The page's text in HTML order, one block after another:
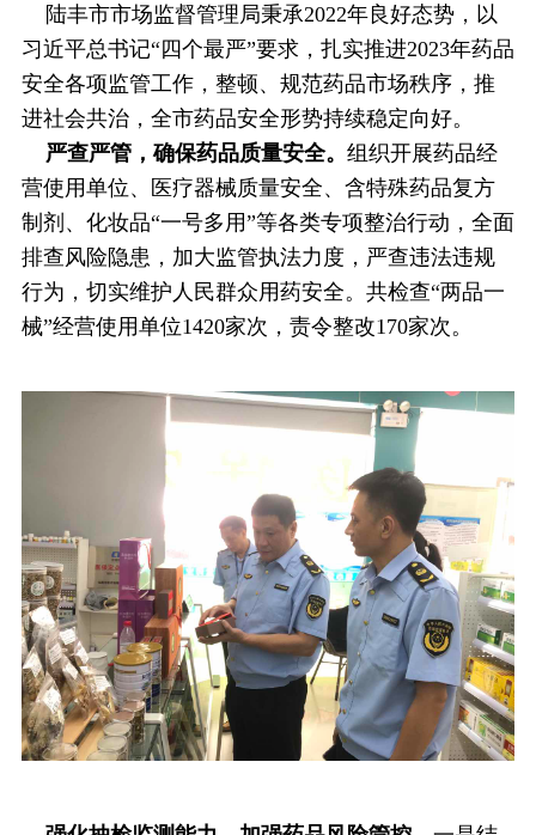
陆丰市市场监督管理局秉承2022年良好态势，以
习近平总书记“四个最严”要求，扎实推进2023年药品
安全各项监管工作，整顿、规范药品市场秩序，推
进社会共治，全市药品安全形势持续稳定向好。
严查严管，确保药品质量安全。 组织开展药品经
营使用单位、医疗器械质量安全、含特殊药品复方
制剂、化妆品“一号多用”等各类专项整治行动，全面
排查风险隐患，加大监管执法力度，严查违法违规
行为，切实维护人民群众用药安全。共检查“两品一
械”经营使用单位1420家次，责令整改170家次。